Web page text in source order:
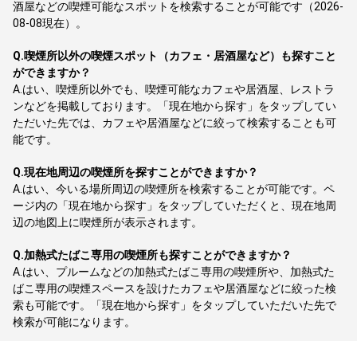
酒屋などの喫煙可能なスポットを検索することが可能です（2026-
08-08現在）。
Q.喫煙所以外の喫煙スポット（カフェ・居酒屋など）も探すこと
ができますか？
A. はい、喫煙所以外でも、喫煙可能なカフェや居酒屋、レストラ
ンなどを掲載しております。「現在地から探す」をタップしてい
ただいた先では、カフェや居酒屋などに絞って検索することも可
能です。
Q.現在地周辺の喫煙所を探すことができますか？
A. はい、今いる場所周辺の喫煙所を検索することが可能です。ペ
ージ内の「現在地から探す」をタップしていただくと、現在地周
辺の地図上に喫煙所が表示されます。
Q.加熱式たばこ専用の喫煙所も探すことができますか？
A. はい、プルームなどの加熱式たばこ専用の喫煙所や、加熱式た
ばこ専用の喫煙スペースを設けたカフェや居酒屋などに絞った検
索も可能です。「現在地から探す」をタップしていただいた先で
検索が可能になります。